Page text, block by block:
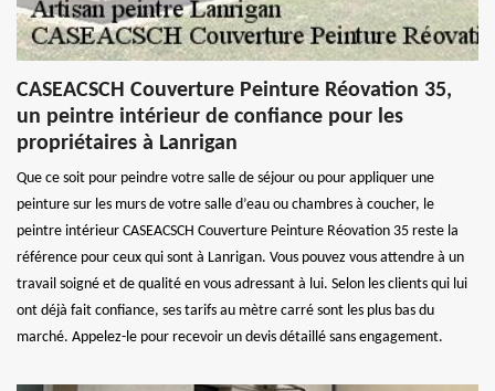
CASEACSCH Couverture Peinture Réovation 35,
un peintre intérieur de confiance pour les
propriétaires à Lanrigan
Que ce soit pour peindre votre salle de séjour ou pour appliquer une
peinture sur les murs de votre salle d’eau ou chambres à coucher, le
peintre intérieur CASEACSCH Couverture Peinture Réovation 35 reste la
référence pour ceux qui sont à Lanrigan. Vous pouvez vous attendre à un
travail soigné et de qualité en vous adressant à lui. Selon les clients qui lui
ont déjà fait confiance, ses tarifs au mètre carré sont les plus bas du
marché. Appelez-le pour recevoir un devis détaillé sans engagement.